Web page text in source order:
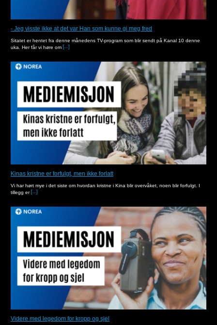
- Jeg visste ikke at det var Han som kunne gi meg fred
Sitatet er hentet fra denne månedens TV-program som blir sendt på Kanal 10 denne
uka. Her får vi høre om
Kinas kristne er forfulgt, men ikke forlatt
Vi har hørt mye i det siste om hvordan kristne i Kina blir overvåket, noen blir forfulgt. I
tillegg er
Videre med legedom for kropp og sjel